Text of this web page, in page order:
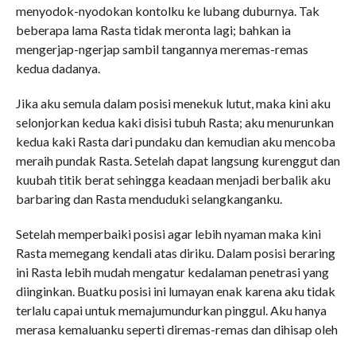
menyodok-nyodokan kontolku ke lubang duburnya. Tak
beberapa lama Rasta tidak meronta lagi; bahkan ia
mengerjap-ngerjap sambil tangannya meremas-remas
kedua dadanya.
Jika aku semula dalam posisi menekuk lutut, maka kini aku
selonjorkan kedua kaki disisi tubuh Rasta; aku menurunkan
kedua kaki Rasta dari pundaku dan kemudian aku mencoba
meraih pundak Rasta. Setelah dapat langsung kurenggut dan
kuubah titik berat sehingga keadaan menjadi berbalik aku
barbaring dan Rasta menduduki selangkanganku.
Setelah memperbaiki posisi agar lebih nyaman maka kini
Rasta memegang kendali atas diriku. Dalam posisi beraring
ini Rasta lebih mudah mengatur kedalaman penetrasi yang
diinginkan. Buatku posisi ini lumayan enak karena aku tidak
terlalu capai untuk memajumundurkan pinggul. Aku hanya
merasa kemaluanku seperti diremas-remas dan dihisap oleh